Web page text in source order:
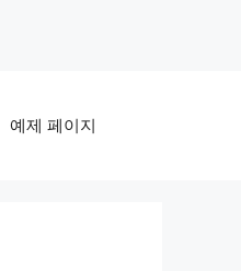
예제 페이지